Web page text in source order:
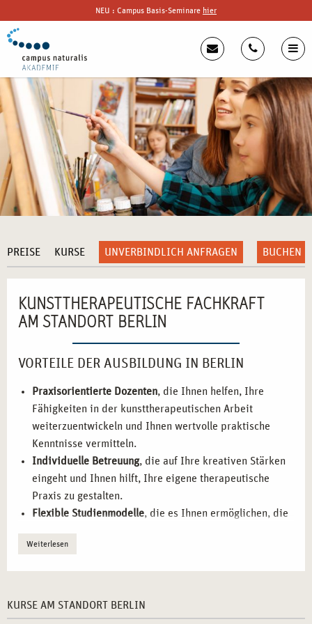
NEU : Campus Basis-Seminare hier
PREISE KURSE UNVERBINDLICH ANFRAGEN BUCHEN
KUNSTTHERAPEUTISCHE FACHKRAFT
AM STANDORT BERLIN
VORTEILE DER AUSBILDUNG IN BERLIN
Praxisorientierte Dozenten, die Ihnen helfen, Ihre
Fähigkeiten in der kunsttherapeutischen Arbeit
weiterzuentwickeln und Ihnen wertvolle praktische
Kenntnisse vermitteln.
Individuelle Betreuung, die auf Ihre kreativen Stärken
eingeht und Ihnen hilft, Ihre eigene therapeutische
Praxis zu gestalten.
Flexible Studienmodelle, die es Ihnen ermöglichen, die
vereinbaren.
anzuwenden.
Berufliche Vernetzung, die Ihnen hilft, wertvolle
Weiterlesen
KURSE AM STANDORT BERLIN